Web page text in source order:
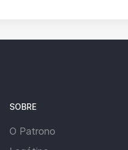
SOBRE
O Patrono